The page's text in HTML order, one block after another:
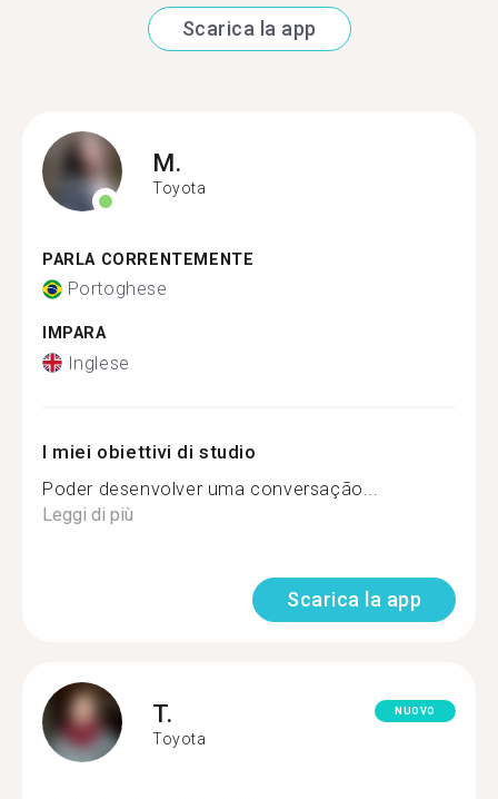
Scarica la app
M.
Toyota
PARLA CORRENTEMENTE
Portoghese
IMPARA
Inglese
I miei obiettivi di studio
Poder desenvolver uma conversação...
Leggi di più
Scarica la app
T.
Toyota
NUOVO